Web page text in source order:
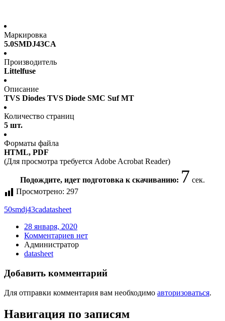
Маркировка
5.0SMDJ43CA
Производитель
Littelfuse
Описание
TVS Diodes TVS Diode SMC Suf MT
Количество страниц
5 шт.
Форматы файла
HTML, PDF
(Для просмотра требуется Adobe Acrobat Reader)
Подождите, идет подготовка к скачиванию: 7 сек.
Просмотрено: 297
50smdj43cadatasheet
28 января, 2020
Комментариев нет
Администратор
datasheet
Добавить комментарий
Для отправки комментария вам необходимо авторизоваться.
Навигация по записям